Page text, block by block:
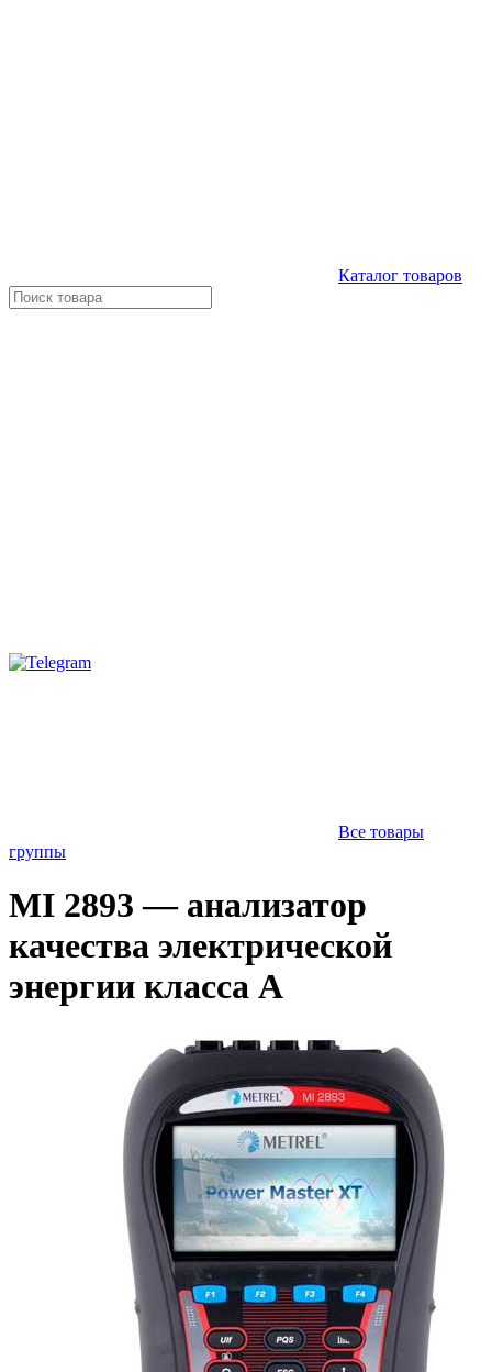
Каталог товаров
Все товары
группы
MI 2893 — анализатор
качества электрической
энергии класса А